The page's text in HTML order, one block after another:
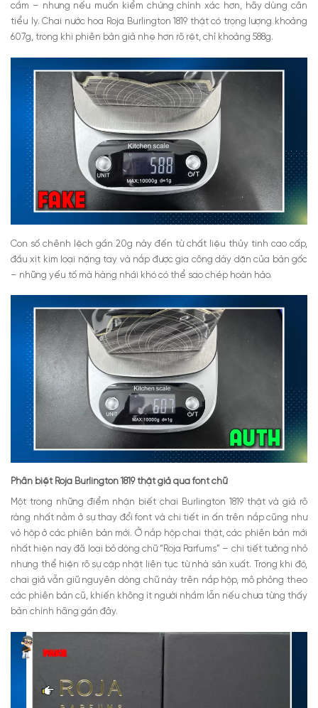
cầm – nhưng nếu muốn kiểm chứng chính xác hơn, hãy dùng cân
tiểu ly. Chai nước hoa Roja Burlington 1819 thật có trọng lượng khoảng
607g, trong khi phiên bản giả nhẹ hơn rõ rệt, chỉ khoảng 588g.
Con số chênh lệch gần 20g này đến từ chất liệu thủy tinh cao cấp,
đầu xịt kim loại nặng tay và nắp được gia công dày dặn của bản gốc
– những yếu tố mà hàng nhái khó có thể sao chép hoàn hảo.
Phân biệt Roja Burlington 1819 thật giả qua font chữ
Một trong những điểm nhận biết chai Burlington 1819 thật và giả rõ
ràng nhất nằm ở sự thay đổi font và chi tiết in ấn trên nắp cũng như
vỏ hộp ở các phiên bản mới. Ở nắp hộp chai thật, các phiên bản mới
nhất hiện nay đã loại bỏ dòng chữ “Roja Parfums” – chi tiết tưởng nhỏ
nhưng thể hiện rõ sự cập nhật liên tục từ nhà sản xuất. Trong khi đó,
chai giả vẫn giữ nguyên dòng chữ này trên nắp hộp, mô phỏng theo
các phiên bản cũ, khiến không ít người nhầm lẫn nếu chưa từng thấy
bản chính hãng gần đây.